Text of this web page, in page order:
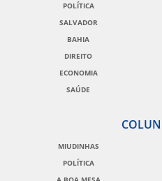
POLÍTICA
SALVADOR
BAHIA
DIREITO
ECONOMIA
SAÚDE
MIUDINHAS
POLÍTICA